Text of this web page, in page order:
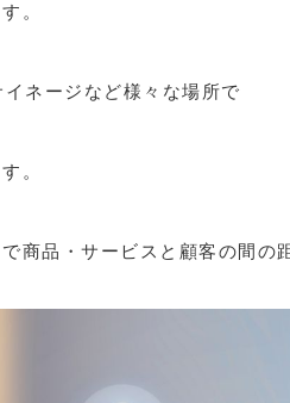
。
ネージなど様々な場所で
。
商品・サービスと顧客の間の